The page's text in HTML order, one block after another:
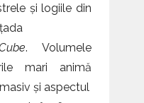
și logiile din
. Volumele
mari animă
și aspectul